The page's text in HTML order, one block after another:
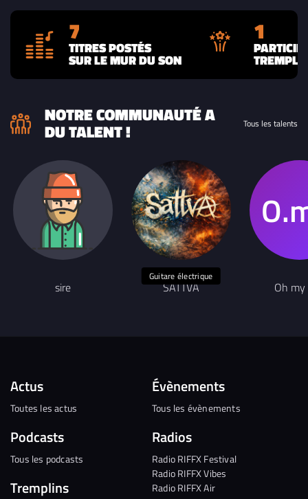
5. Soirée Nostalgie - BULLE
2025 - Chanson Pop
02:50
04:07
7. Capsule Temporelle - BULLE
7
TITRES POSTÉS
SUR LE MUR DU SON
1
NOTRE COMMUNAUTÉ A
DU TALENT ! Tous les talents
sire
Guitare électrique
SATTVA Oh
Actus
Toutes les actus
Podcasts
Tous les podcasts
Tremplins
Évènements
Tous les évènements
Radios
Radio RIFFX Festival
Radio RIFFX Vibes
Radio RIFFX Air